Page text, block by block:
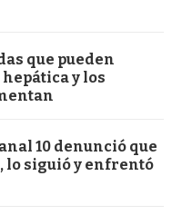
que pueden
y los
10 denunció que
lo siguió y enfrentó